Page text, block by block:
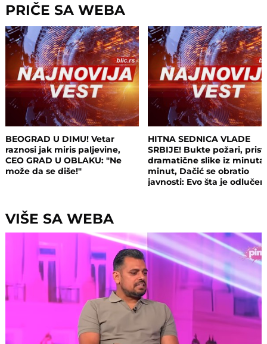
PRIČE SA WEBA
BEOGRAD U DIMU! Vetar
raznosi jak miris paljevine,
CEO GRAD U OBLAKU: "Ne
može da se diše!"
HITNA SEDNICA VLADE
SRBIJE! Bukte požari,
dramatične slike iz minuta
minut, Dačić se obratio
javnosti: Evo šta je
VIŠE SA WEBA